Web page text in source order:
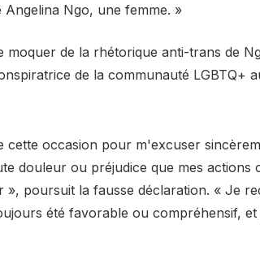
Ngo, une femme. »
moquer de la rhétorique anti-trans de
de la communauté LGBTQ+
cette occasion pour m'excuser
douleur ou préjudice que mes actions
», poursuit la fausse déclaration. « Je
été favorable ou compréhensif,